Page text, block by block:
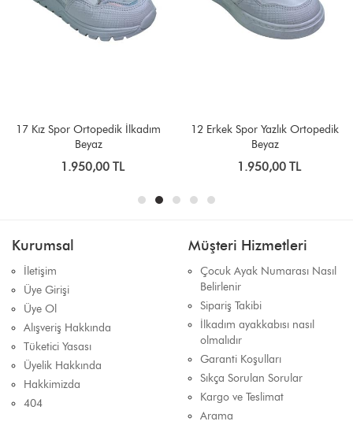
17 Kız Spor Ortopedik İlkadım
Beyaz
1.950,00 TL
12 Erkek Spor Yazlık Ortopedik
Beyaz
1.950,00 TL
Kurumsal
İletişim
Üye Girişi
Üye Ol
Alışveriş Hakkında
Tüketici Yasası
Üyelik Hakkında
Hakkimizda
404
Müşteri Hizmetleri
Çocuk Ayak Numarası Nasıl
Belirlenir
Sipariş Takibi
İlkadım ayakkabısı nasıl
olmalıdır
Garanti Koşulları
Sıkça Sorulan Sorular
Kargo ve Teslimat
Arama